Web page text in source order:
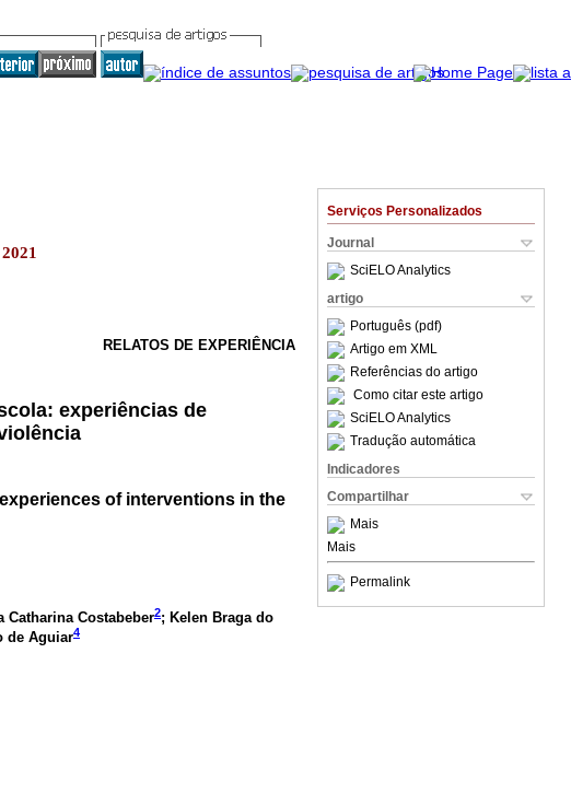
Serviços Personalizados
Journal
SciELO Analytics
artigo
Português (pdf)
Artigo em XML
Referências do artigo
Como citar este artigo
SciELO Analytics
Tradução automática
Indicadores
Compartilhar
Mais
Mais
Permalink
RELATOS DE EXPERIÊNCIA
experiências de
of interventions in the
Catharina Costabeber2; Kelen Braga do
de Aguiar4